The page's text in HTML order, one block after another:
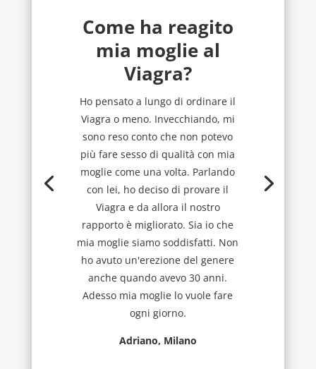
Come ha reagito
mia moglie al
Viagra?
Ho pensato a lungo di ordinare il
Viagra o meno. Invecchiando, mi
sono reso conto che non potevo
più fare sesso di qualità con mia
moglie come una volta. Parlando
con lei, ho deciso di provare il
Viagra e da allora il nostro
rapporto è migliorato. Sia io che
mia moglie siamo soddisfatti. Non
ho avuto un'erezione del genere
anche quando avevo 30 anni.
Adesso mia moglie lo vuole fare
ogni giorno.
Adriano, Milano